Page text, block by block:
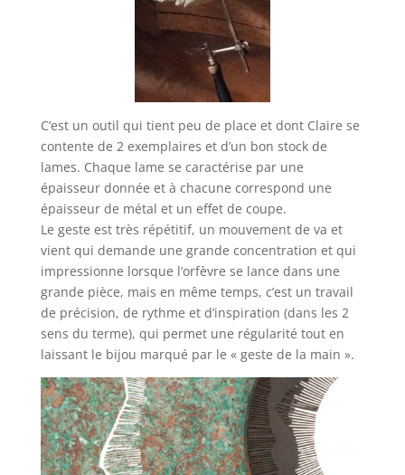
C’est un outil qui tient peu de place et dont Claire se
contente de 2 exemplaires et d’un bon stock de
lames. Chaque lame se caractérise par une
épaisseur donnée et à chacune correspond une
épaisseur de métal et un effet de coupe.
Le geste est très répétitif, un mouvement de va et
vient qui demande une grande concentration et qui
impressionne lorsque l’orfèvre se lance dans une
grande pièce, mais en même temps, c’est un travail
de précision, de rythme et d’inspiration (dans les 2
sens du terme), qui permet une régularité tout en
laissant le bijou marqué par le « geste de la main ».